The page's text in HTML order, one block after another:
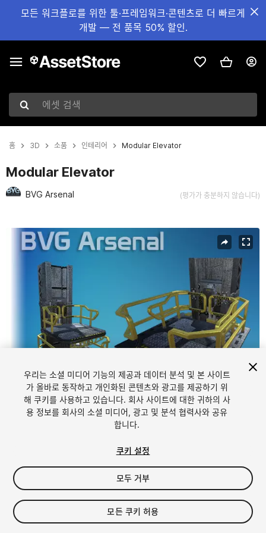
모든 워크플로를 위한 툴·프레임워크·콘텐츠로 더 빠르게
개발 — 전 품목 50% 할인.
에셋 검색
홈 3D 소품 인테리어 Modular Elevator
Modular Elevator
BVG Arsenal (평가가 충분하지 않습니다)
현재 슬라이드: 1 / 7
/7
$9
우리는 소셜 미디어 기능의 제공과 데이터 분석 및 본 사이트
가 올바로 동작하고 개인화된 콘텐츠와 광고를 제공하기 위
해 쿠키를 사용하고 있습니다. 회사 사이트에 대한 귀하의 사
용 정보를 회사의 소셜 미디어, 광고 및 분석 협력사와 공유
합니다.
쿠키 설정
모두 거부
모든 쿠키 허용